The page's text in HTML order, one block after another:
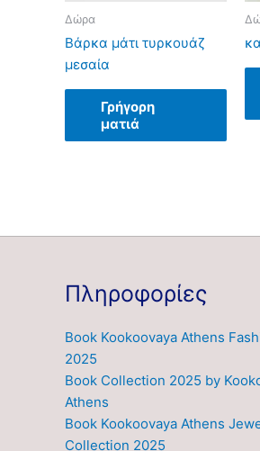
Δώρα
Βάρκα μάτι τυρκουάζ
μεσαία
Γρήγορη
ματιά
Πληροφορίες
Book Kookoovaya Athens
2025
Book Collection 2025 by
Athens
Book Kookoovaya Athens
Collection 2025